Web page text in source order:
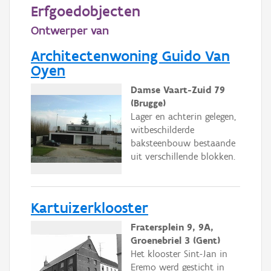
Persoon of collectief
Downloads
Hergebruik
Erfgoedobjecten
Ontwerper van
Architectenwoning Guido Van
Oyen
Damse Vaart-Zuid 79
(Brugge)
Lager en achterin gelegen,
witbeschilderde
baksteenbouw bestaande
uit verschillende blokken.
Kartuizerklooster
Fratersplein 9, 9A,
Groenebriel 3 (Gent)
Het klooster Sint-Jan in
Eremo werd gesticht in